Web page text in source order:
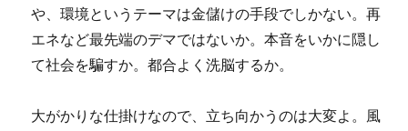
や、環境というテーマは金儲けの手段でしかない。再
エネなど最先端のデマではないか。本音をいかに隠し
て社会を騙すか。都合よく洗脳するか。
大がかりな仕掛けなので、立ち向かうのは大変よ。風